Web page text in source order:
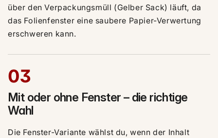
über den Verpackungsmüll (Gelber Sack) läuft, da
das Folienfenster eine saubere Papier-Verwertung
erschweren kann.
03
Mit oder ohne Fenster – die richtige
Wahl
Die Fenster-Variante wählst du, wenn der Inhalt